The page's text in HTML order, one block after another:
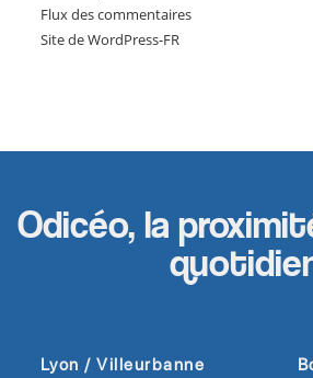
Flux des commentaires
Site de WordPress-FR
Odicéo, la
Lyon / Villeurbanne